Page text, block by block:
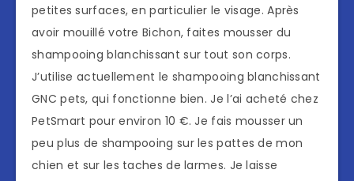
petites surfaces, en particulier le visage. Après
avoir mouillé votre Bichon, faites mousser du
shampooing blanchissant sur tout son corps.
J’utilise actuellement le shampooing blanchissant
GNC pets, qui fonctionne bien. Je l’ai acheté chez
PetSmart pour environ 10 €. Je fais mousser un
peu plus de shampooing sur les pattes de mon
chien et sur les taches de larmes. Je laisse